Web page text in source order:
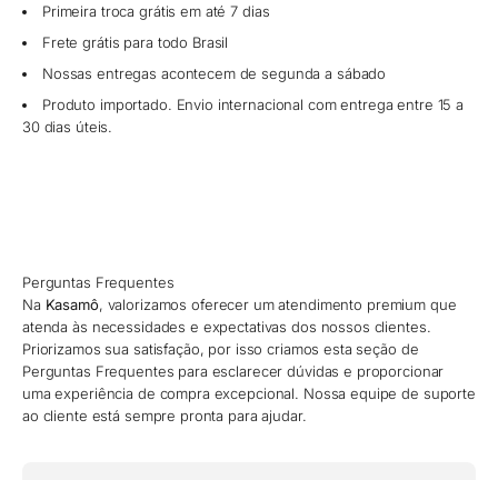
Primeira troca grátis em até 7 dias
Frete grátis para todo Brasil
Nossas entregas acontecem de segunda a sábado
Produto importado. Envio internacional com entrega entre 15 a
30 dias úteis.
Perguntas Frequentes
Na Kasamô, valorizamos oferecer um atendimento premium que
atenda às necessidades e expectativas dos nossos clientes.
Priorizamos sua satisfação, por isso criamos esta seção de
Perguntas Frequentes para esclarecer dúvidas e proporcionar
uma experiência de compra excepcional. Nossa equipe de suporte
ao cliente está sempre pronta para ajudar.